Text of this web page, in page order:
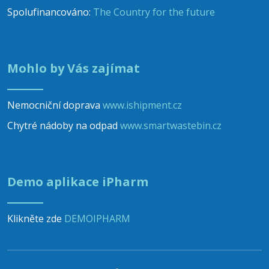
Spolufinancováno: The Country for the future
Mohlo by Vás zajímat
Nemocniční doprava www.ishipment.cz
Chytré nádoby na odpad www.smartwastebin.cz
Demo aplikace iPharm
Klikněte zde DEMOIPHARM